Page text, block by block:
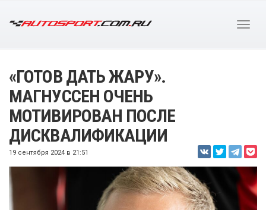
«ГОТОВ ДАТЬ ЖАРУ».
МАГНУССЕН ОЧЕНЬ
МОТИВИРОВАН ПОСЛЕ
ДИСКВАЛИФИКАЦИИ
19 сентября 2024 в 21:51